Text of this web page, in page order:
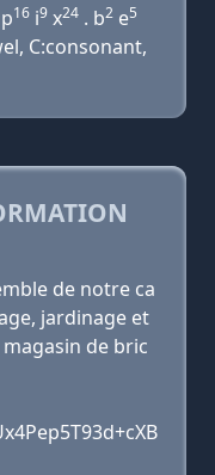
p16 i9 x24 . b2 e5
C:consonant,
de notre ca
jardinage et
de bric